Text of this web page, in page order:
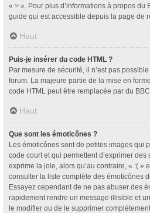
« > ». Pour plus d’informations à propos du
guide qui est accessible depuis la page de
Haut
Puis-je insérer du code HTML ?
Par mesure de sécurité, il n’est pas
forum. La majeure partie de la mise en
code HTML peut être remplacée par du
Haut
Que sont les émoticônes ?
Les émoticônes sont de petites images qui
code court et qui permettent d’exprimer des
exprime la joie, alors qu’au contraire, « :( »
consulter la liste complète des émoticônes
Essayez cependant de ne pas abuser des
rapidement rendre un message illisible et
le modifier ou de le supprimer